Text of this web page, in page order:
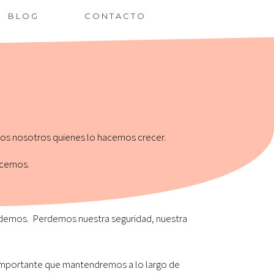
BLOG CONTACTO
nosotros quienes lo hacemos crecer.
Perdemos nuestra seguridad, nuestra
que mantendremos a lo largo de